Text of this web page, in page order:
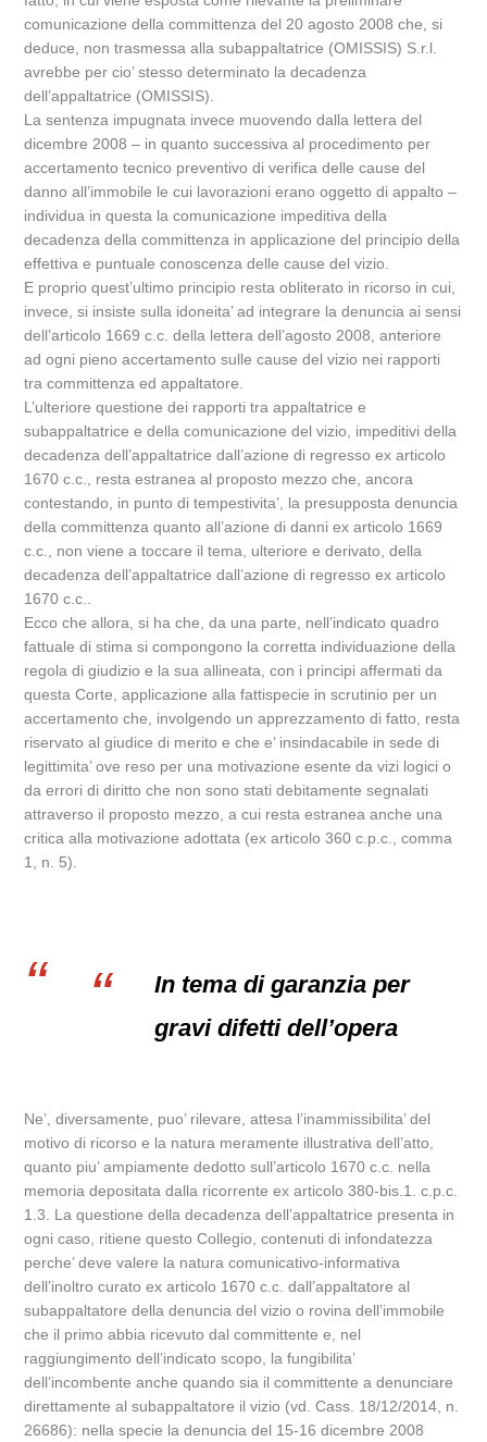
comunicazione della committenza del 20 agosto 2008 che, si
deduce, non trasmessa alla subappaltatrice (OMISSIS) S.r.l.
avrebbe per cio’ stesso determinato la decadenza
dell’appaltatrice (OMISSIS).
La sentenza impugnata invece muovendo dalla lettera del
dicembre 2008 – in quanto successiva al procedimento per
accertamento tecnico preventivo di verifica delle cause del
danno all’immobile le cui lavorazioni erano oggetto di appalto –
individua in questa la comunicazione impeditiva della
decadenza della committenza in applicazione del principio della
effettiva e puntuale conoscenza delle cause del vizio.
E proprio quest’ultimo principio resta obliterato in ricorso in cui,
invece, si insiste sulla idoneita’ ad integrare la denuncia ai sensi
dell’articolo 1669 c.c. della lettera dell’agosto 2008, anteriore
ad ogni pieno accertamento sulle cause del vizio nei rapporti
tra committenza ed appaltatore.
L’ulteriore questione dei rapporti tra appaltatrice e
subappaltatrice e della comunicazione del vizio, impeditivi della
decadenza dell’appaltatrice dall’azione di regresso ex articolo
1670 c.c., resta estranea al proposto mezzo che, ancora
contestando, in punto di tempestivita’, la presupposta denuncia
della committenza quanto all’azione di danni ex articolo 1669
c.c., non viene a toccare il tema, ulteriore e derivato, della
decadenza dell’appaltatrice dall’azione di regresso ex articolo
1670 c.c..
Ecco che allora, si ha che, da una parte, nell’indicato quadro
fattuale di stima si compongono la corretta individuazione della
regola di giudizio e la sua allineata, con i principi affermati da
questa Corte, applicazione alla fattispecie in scrutinio per un
accertamento che, involgendo un apprezzamento di fatto, resta
riservato al giudice di merito e che e’ insindacabile in sede di
legittimita’ ove reso per una motivazione esente da vizi logici o
da errori di diritto che non sono stati debitamente segnalati
attraverso il proposto mezzo, a cui resta estranea anche una
critica alla motivazione adottata (ex articolo 360 c.p.c., comma
1, n. 5).
In tema di garanzia per
gravi difetti dell’opera
Ne’, diversamente, puo’ rilevare, attesa l’inammissibilita’ del
motivo di ricorso e la natura meramente illustrativa dell’atto,
quanto piu’ ampiamente dedotto sull’articolo 1670 c.c. nella
memoria depositata dalla ricorrente ex articolo 380-bis.1. c.p.c.
1.3. La questione della decadenza dell’appaltatrice presenta in
ogni caso, ritiene questo Collegio, contenuti di infondatezza
perche’ deve valere la natura comunicativo-informativa
dell’inoltro curato ex articolo 1670 c.c. dall’appaltatore al
subappaltatore della denuncia del vizio o rovina dell’immobile
che il primo abbia ricevuto dal committente e, nel
raggiungimento dell’indicato scopo, la fungibilita’
dell’incombente anche quando sia il committente a denunciare
direttamente al subappaltatore il vizio (vd. Cass. 18/12/2014, n.
26686): nella specie la denuncia del 15-16 dicembre 2008